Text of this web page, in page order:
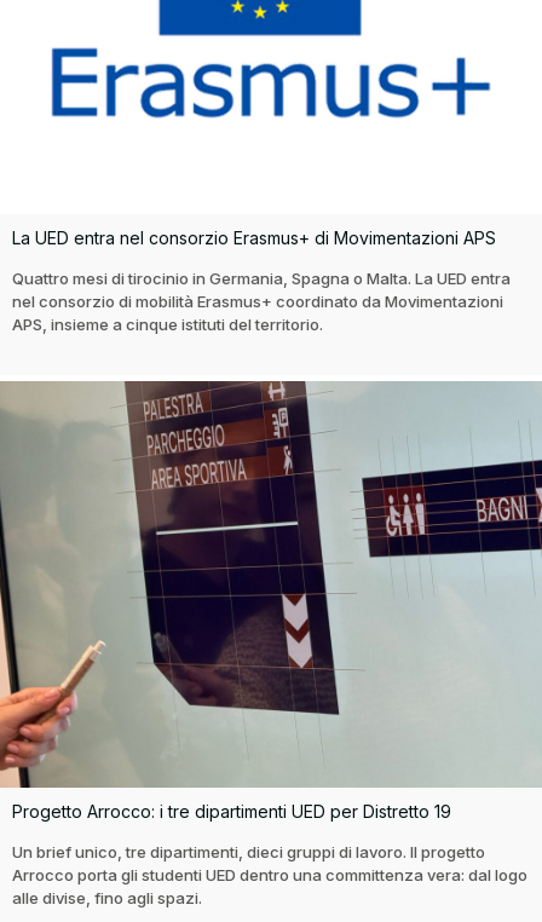
La UED entra nel consorzio Erasmus+ di Movimentazioni APS
Quattro mesi di tirocinio in Germania, Spagna o Malta. La UED entra
nel consorzio di mobilità Erasmus+ coordinato da Movimentazioni
APS, insieme a cinque istituti del territorio.
Progetto Arrocco: i tre dipartimenti UED per Distretto 19
Un brief unico, tre dipartimenti, dieci gruppi di lavoro. Il progetto
Arrocco porta gli studenti UED dentro una committenza vera: dal logo
alle divise, fino agli spazi.